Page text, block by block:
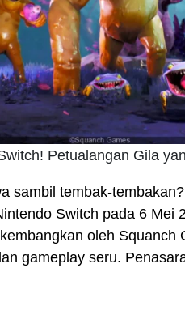
Petualangan Gila
sambil tembak-
Switch pada 6 Mei
oleh Squanch
gameplay seru.